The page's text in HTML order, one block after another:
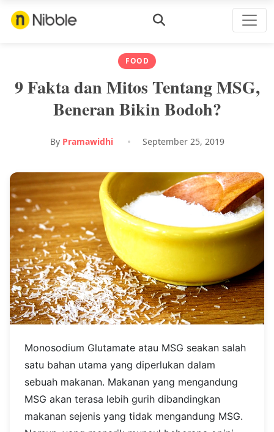
FOOD
9 Fakta dan Mitos Tentang MSG,
Beneran Bikin Bodoh?
By Pramawidhi September 25, 2019
Monosodium Glutamate atau MSG seakan salah
satu bahan utama yang diperlukan dalam
sebuah makanan. Makanan yang mengandung
MSG akan terasa lebih gurih dibandingkan
makanan sejenis yang tidak mengandung MSG.